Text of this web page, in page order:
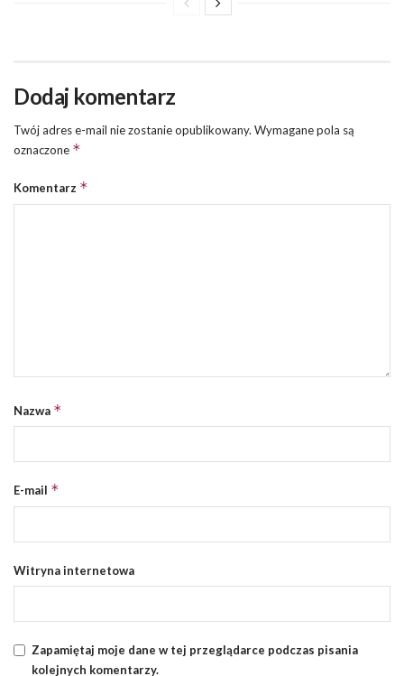
Dodaj komentarz
Twój adres e-mail nie zostanie opublikowany. Wymagane pola są
oznaczone *
Komentarz *
Nazwa *
E-mail *
Witryna internetowa
Zapamiętaj moje dane w tej przeglądarce podczas pisania
kolejnych komentarzy.